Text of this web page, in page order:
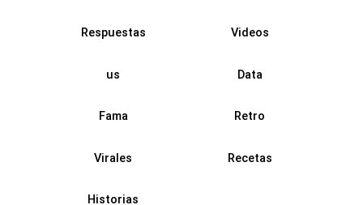
Respuestas Videos
us Data
Fama Retro
Virales Recetas
Historias